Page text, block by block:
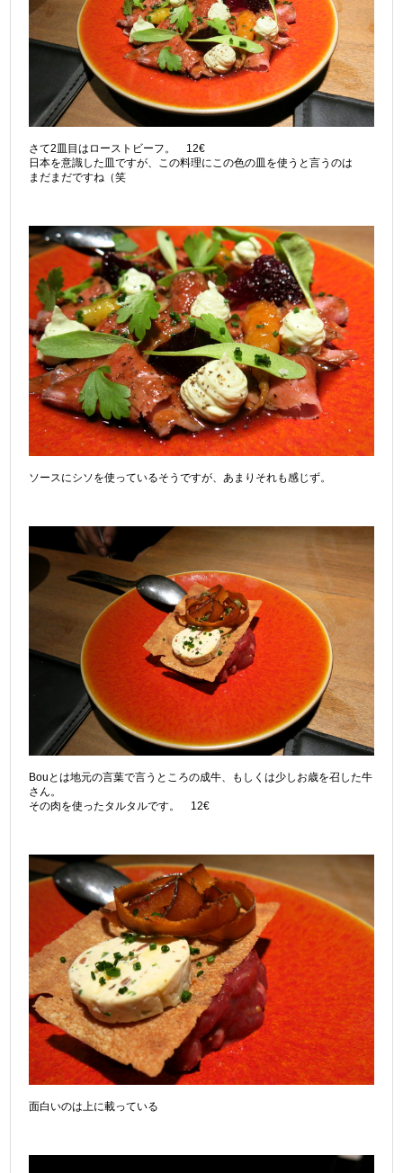
さて2皿目はローストビーフ。 12€
日本を意識した皿ですが、この料理にこの色の皿を使うと言うのは
まだまだですね（笑
ソースにシソを使っているそうですが、あまりそれも感じず。
Bouとは地元の言葉で言うところの成牛、もしくは少しお歳を召した牛
さん。
その肉を使ったタルタルです。 12€
面白いのは上に載っている